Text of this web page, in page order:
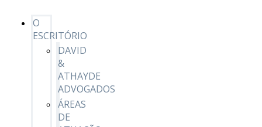
O
ESCRITÓRIO
DAVID
&
ATHAYDE
ADVOGADOS
ÁREAS
DE